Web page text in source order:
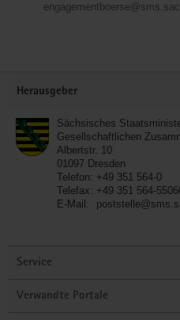
Herausgeber
Sächsisches
Gesellschaftlichen
Albertstr. 10
01097 Dresden
Telefon: +49 351 564-0
Telefax: +49 351 564-
E-Mail:
Service
Verwandte Portale